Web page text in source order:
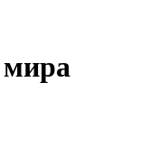
мира